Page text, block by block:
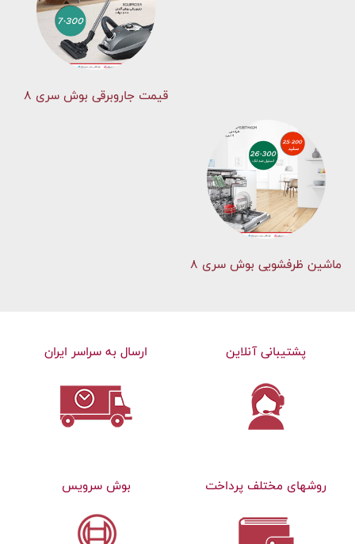
قیمت جاروبرقی بوش سری ۸
ماشین ظرفشویی بوش سری 8
پشتیبانی آنلاین ارسال به سراسر ایران
روشهای مختلف پرداخت بوش سرویس